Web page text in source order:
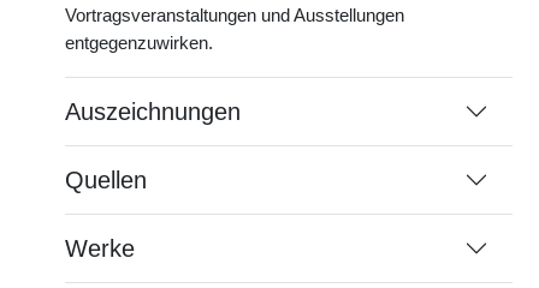
Vortragsveranstaltungen und Ausstellungen
entgegenzuwirken.
Auszeichnungen
Quellen
Werke